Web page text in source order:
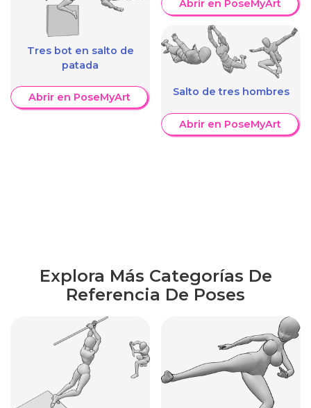
Tres bot en salto de
patada
Abrir en PoseMyArt
Abrir en PoseMyArt
Salto de tres hombres
Abrir en PoseMyArt
Explora Más Categorías De
Referencia De Poses